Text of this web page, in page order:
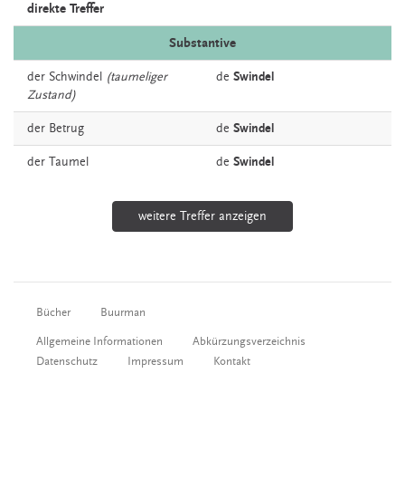
direkte Treffer
Substantive
der Schwindel
(taumeliger
Zustand)
de Swindel
der Betrug de Swindel
der Taumel de Swindel
weitere Treffer anzeigen
Bücher Buurman
Allgemeine Informationen
Abkürzungsverzeichnis
Datenschutz
Impressum Kontakt